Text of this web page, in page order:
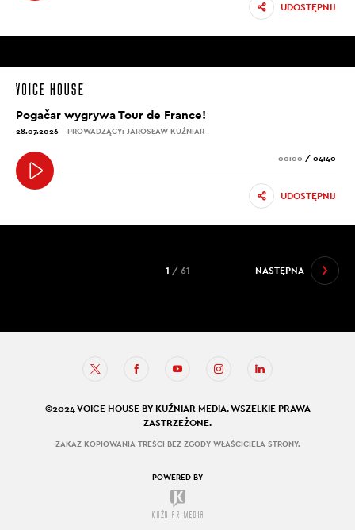
UDOSTĘPNIJ
Pogačar wygrywa Tour de France!
28.07.2026 PROWADZĄCY: JAROSŁAW KUŹNIAR
00:00 / 04:40
UDOSTĘPNIJ
NASTĘPNA
1 / 61
©2024 VOICE HOUSE BY KUŹNIAR MEDIA. WSZELKIE PRAWA
ZASTRZEŻONE.
ZAKAZ KOPIOWANIA TREŚCI BEZ ZGODY WŁAŚCICIELA STRONY.
POWERED BY